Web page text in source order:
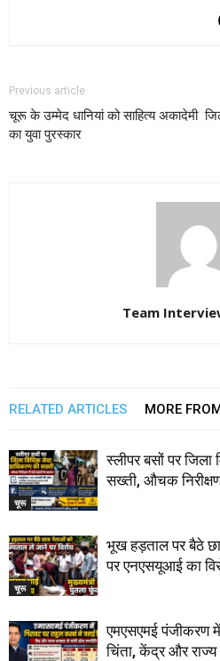
Previous article
चूरू के उम्मेद धानियां को साहित्य अकादेमी
का युवा पुरस्कार
Team
RELATED ARTICLES MORE
चूरू
स्लीपर बसों पर जिला
सख्ती, औचक
चूरू
भूख हड़ताल पर बैठे
पर एनएसयूआई का
एमएसएमई पंजीकरण में
चिंता, केंद्र और राज्य